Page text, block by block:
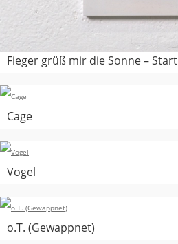
Fieger grüß mir die Sonne – Start
Cage
Vogel
o.T. (Gewappnet)